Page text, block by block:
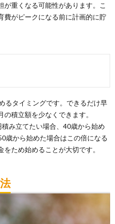
重くなる可能性があります。こ
費がピークになる前に計画的に貯
るタイミングです。できるだけ早
積立額を少なくできます。
み立てたい場合、40歳から始め
歳から始めた場合はこの倍になる
ため始めることが大切です。